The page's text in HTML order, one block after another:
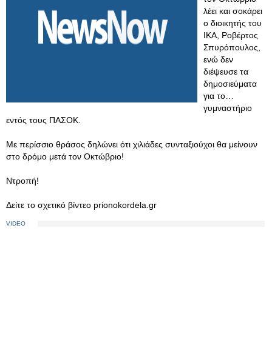
λέει και σοκάρει
ο διοικητής του
ΙΚΑ, Ροβέρτος
Σπυρόπουλος,
ενώ δεν
διέψευσε τα
δημοσιεύματα
για το…
γυμναστήριο
εντός τους ΠΑΣΟΚ.
Με περίσσιο θράσος δηλώνει ότι χιλιάδες συνταξιούχοι θα μείνουν
στο δρόμο μετά τον Οκτώβριο!
Ντροπή!
Δείτε το σχετικό βίντεο prionokordela.gr
VIDEO